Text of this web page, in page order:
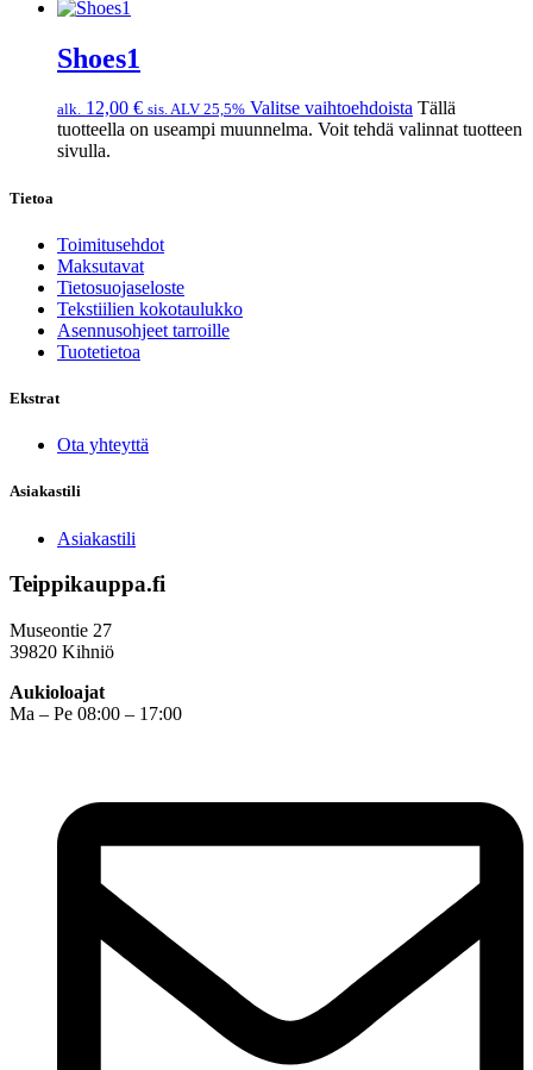
Shoes1
alk. 12,00 € sis. ALV 25,5% Valitse vaihtoehdoista Tällä
tuotteella on useampi muunnelma. Voit tehdä valinnat tuotteen
sivulla.
Tietoa
Toimitusehdot
Maksutavat
Tietosuojaseloste
Tekstiilien kokotaulukko
Asennusohjeet tarroille
Tuotetietoa
Ekstrat
Ota yhteyttä
Asiakastili
Asiakastili
Teippikauppa.fi
Museontie 27
39820 Kihniö
Aukioloajat
Ma – Pe 08:00 – 17:00